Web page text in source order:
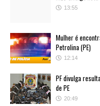
13:55
Mulher é
Petrolina (PE)
12:14
PF divulga
de PE
20:49